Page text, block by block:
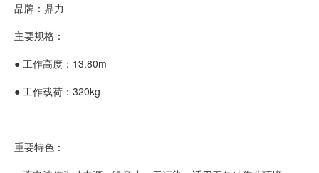
品牌：鼎力
主要规格：
● 工作高度：13.80m
● 工作载荷：320kg
重要特色：